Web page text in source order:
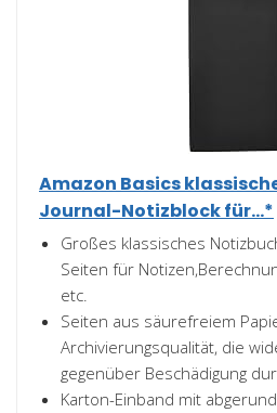
Amazon Basics
Journal-Notizblock für...*
Großes klassisches
Seiten für
etc.
Seiten aus säurefreiem
Archivierungsqualität, die
gegenüber Beschädigung
Karton-Einband mit